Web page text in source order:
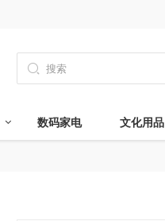

数码家电 文化用品